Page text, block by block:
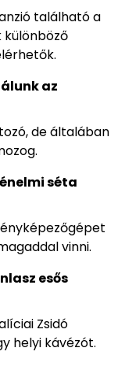
található a
különböző
az
de általában
séta
vinni.
esős
Zsidó
helyi kávézót.